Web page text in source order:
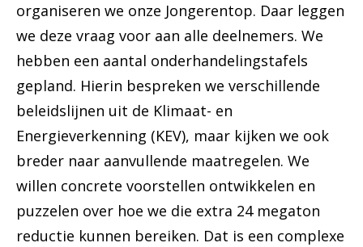
organiseren we onze Jongerentop. Daar leggen
we deze vraag voor aan alle deelnemers. We
hebben een aantal onderhandelingstafels
gepland. Hierin bespreken we verschillende
beleidslijnen uit de Klimaat- en
Energieverkenning (KEV), maar kijken we ook
breder naar aanvullende maatregelen. We
willen concrete voorstellen ontwikkelen en
puzzelen over hoe we die extra 24 megaton
reductie kunnen bereiken. Dat is een complexe